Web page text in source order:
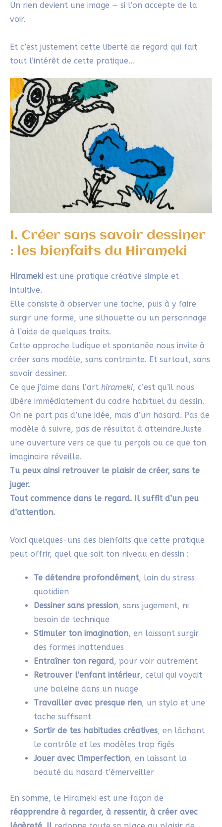
contrainte
Il ne s’agit pas de réussir un dessin, mais de laisser
venir une forme, là où l’on ne voyait qu’une tache.
débordée.
C’est l’attention portée au geste qui donne sens à ce
qui apparaît.
Ce regard libre, sans attente, rejoint profondément
ce que je transmets à travers l’
etegami
Là aussi, la posture, le rythme, le geste simple
permettent d’ouvrir notre espace créatif.
Pas à pas, on apprend à suggérer plutôt qu’à
On apprivoise une autre façon de représenter, et
création.
Créer ainsi, sans pression ni modèle, c’est aussi
Si tu aimes cette approche spontanée et intuitive, tu
pourrais aussi apprécier l’etegami.
C’est une pratique artistique japonaise qui, tout
comme le Hirameki, valorise l’imperfection et
l’expression personnelle.
Découvre l’etegami dans cet article :Apprendre les
bases de l’aquarelle : la méthode Etegami
Pour partager tes essais hirameki, tu peux aussi
rejoindregroupe Facebook Rêve Debout: c’est un
bel espace d’échanges et de soutien partagé.
Épingle l’image de ton choix dans ton tableau
Pinterest pour retrouver cet article plus tard :